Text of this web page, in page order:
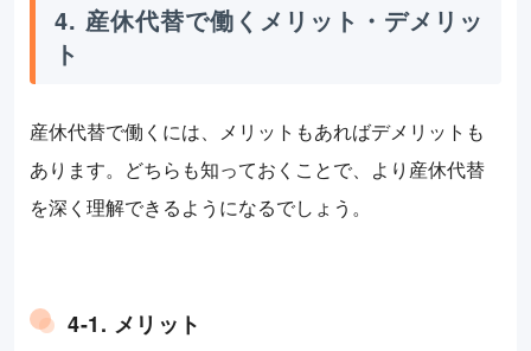
4. 産休代替で働くメリット・デメリッ
ト
産休代替で働くには、メリットもあればデメリットも
あります。どちらも知っておくことで、より産休代替
を深く理解できるようになるでしょう。
4-1. メリット